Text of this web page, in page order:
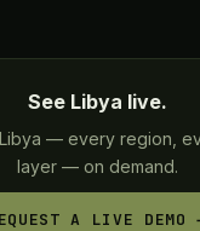
See Libya live.
— every region,
layer — on demand.
A LIVE DEMO